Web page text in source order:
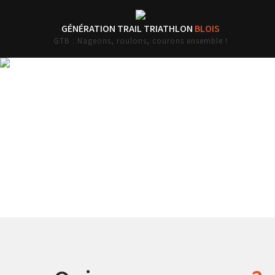
GÉNÉRATION TRAIL TRIATHLON BLOIS
GTB : Nageons, roulons, courons ensemble !